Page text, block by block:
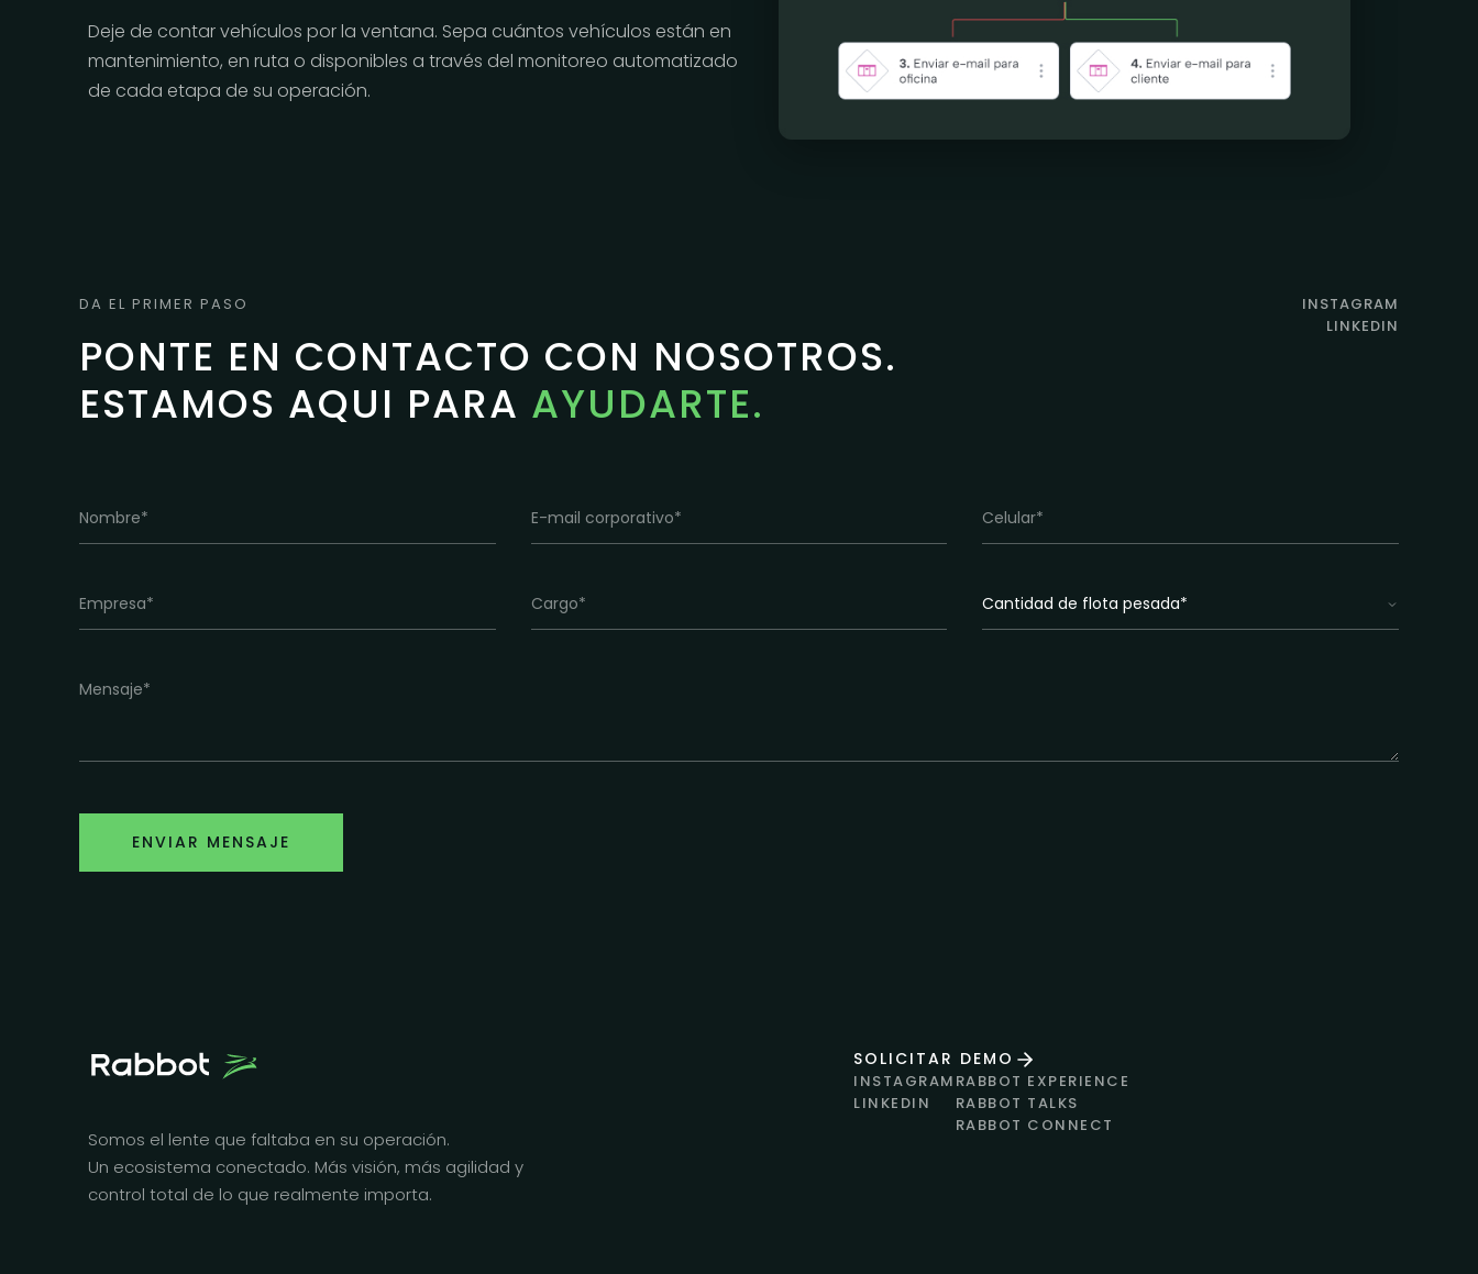
Deje de contar vehículos por la ventana. Sepa cuántos vehículos están en
mantenimiento, en ruta o disponibles a través del monitoreo automatizado
de cada etapa de su operación.
DA EL PRIMER PASO
PONTE EN CONTACTO CON NOSOTROS.
ESTAMOS AQUI PARA AYUDARTE.
INSTAGRAM
LINKEDIN
ENVIAR MENSAJE
Somos el lente que faltaba en su operación.
Un ecosistema conectado. Más visión, más agilidad y
control total de lo que realmente importa.
SOLICITAR DEMO
INSTAGRAM
LINKEDIN
RABBOT EXPERIENCE
RABBOT TALKS
RABBOT CONNECT